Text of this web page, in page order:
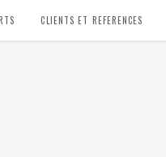
CLIENTS ET REFERENCES